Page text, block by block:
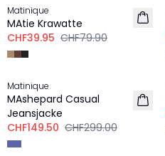
Matinique
MAtie Krawatte
CHF39.95 CHF79.90
-50%
Matinique
MAshepard Casual
Jeansjacke
CHF149.50 CHF299.00
-50%